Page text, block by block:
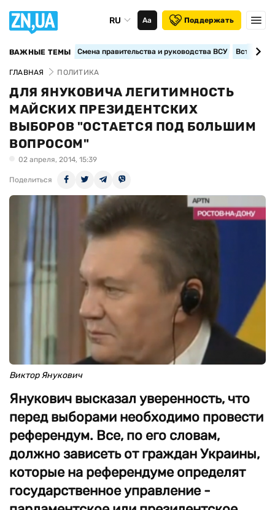
RU Аа Поддержать
ВАЖНЫЕ ТЕМЫ Смена правительства и руководства ВСУ
ГЛАВНАЯ ПОЛИТИКА
ДЛЯ ЯНУКОВИЧА ЛЕГИТИМНОСТЬ
МАЙСКИХ ПРЕЗИДЕНТСКИХ
ВЫБОРОВ "ОСТАЕТСЯ ПОД БОЛЬШИМ
ВОПРОСОМ"
02 апреля, 2014, 15:39
Поделиться
Виктор Янукович
Янукович высказал уверенность, что
перед выборами необходимо провести
референдум. Все, по его словам,
должно зависеть от граждан Украины,
которые на референдуме определят
государственное управление -